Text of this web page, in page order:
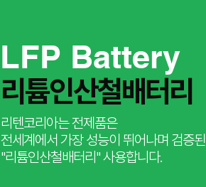
LFP Battery
​리튬인산철배터리
리텐코리아는 전제품은
​전세계에서 가장 성능이 뛰어나며 검증된
"리튬인산철배터리" 사용합니다.